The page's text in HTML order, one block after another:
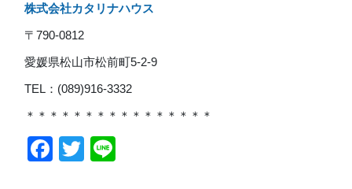
株式会社カタリナハウス
〒790-0812
愛媛県松山市松前町5-2-9
TEL：(089)916-3332
＊＊＊＊＊＊＊＊＊＊＊＊＊＊＊＊
Facebook
Twitter